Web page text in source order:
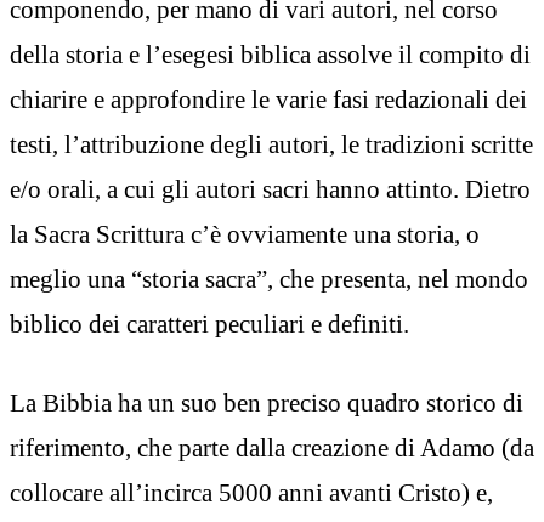
componendo, per mano di vari autori, nel corso
della storia e l’esegesi biblica assolve il compito di
chiarire e approfondire le varie fasi redazionali dei
testi, l’attribuzione degli autori, le tradizioni scritte
e/o orali, a cui gli autori sacri hanno attinto. Dietro
la Sacra Scrittura c’è ovviamente una storia, o
meglio una “storia sacra”, che presenta, nel mondo
biblico dei caratteri peculiari e definiti.
La Bibbia ha un suo ben preciso quadro storico di
riferimento, che parte dalla creazione di Adamo (da
collocare all’incirca 5000 anni avanti Cristo) e,